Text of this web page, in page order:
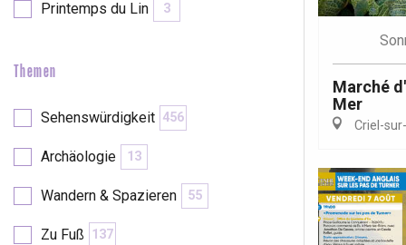
Paris 1h30
Printemps du Lin 3
Themen
Sehenswürdigkeit 456
Archäologie 13
Wandern & Spazieren 55
Zu Fuß 137
Marché
Mer
Criel-